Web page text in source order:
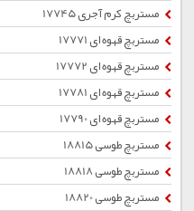
مستربچ کرم آجری 17745
مستربچ قهوه ای 17771
مستربچ قهوه ای 17772
مستربچ قهوه ای 17781
مستربچ قهوه ای 17790
مستربچ طوسی 18815
مستربچ طوسی 18818
مستربچ طوسی 18820